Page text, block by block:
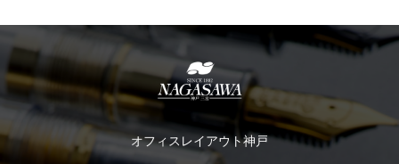
オフィスレイアウト神戸